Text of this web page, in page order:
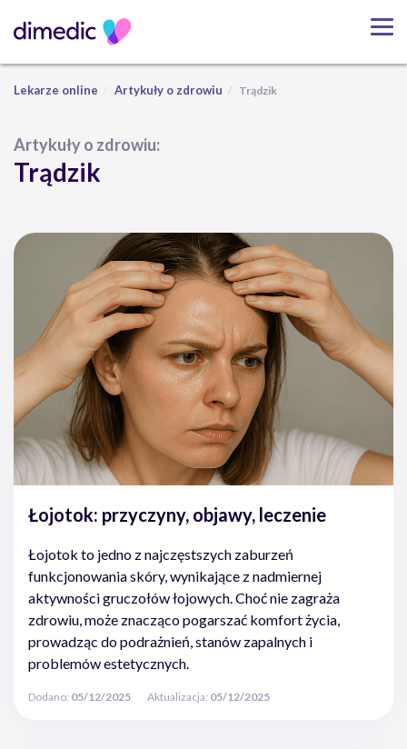
Lekarze online Artykuły o zdrowiu Trądzik
Artykuły o zdrowiu:
Trądzik
Łojotok: przyczyny, objawy, leczenie
Łojotok to jedno z najczęstszych zaburzeń
funkcjonowania skóry, wynikające z nadmiernej
aktywności gruczołów łojowych. Choć nie zagraża
zdrowiu, może znacząco pogarszać komfort życia,
prowadząc do podrażnień, stanów zapalnych i
problemów estetycznych.
Dodano: 05/12/2025 Aktualizacja: 05/12/2025